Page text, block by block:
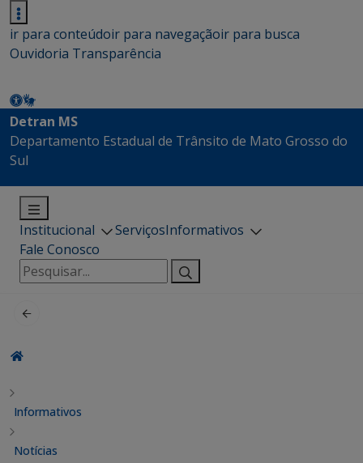
ir para conteúdoir para navegaçãoir para busca
Ouvidoria Transparência
Detran MS
Departamento Estadual de Trânsito de Mato Grosso do
Sul
Institucional ServiçosInformativos
Fale Conosco
Pesquisar
por:
Informativos
Notícias